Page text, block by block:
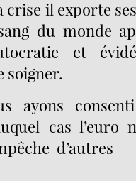
crise il exporte
du monde
et
soigner.
ayons
cas l’euro
d’autres